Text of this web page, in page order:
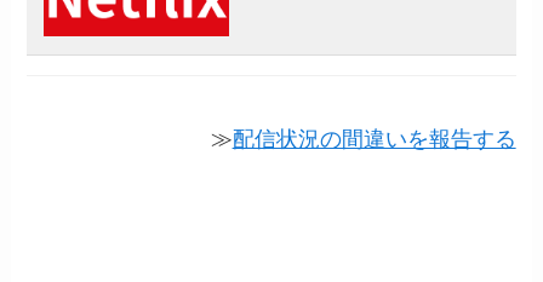
≫配信状況の間違いを報告する